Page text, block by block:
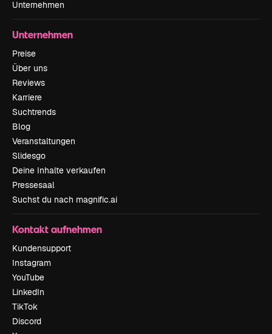
Unternehmen
Unternehmen
Preise
Über uns
Reviews
Karriere
Suchtrends
Blog
Veranstaltungen
Slidesgo
Deine Inhalte verkaufen
Pressesaal
Suchst du nach magnific.ai
Kontakt aufnehmen
Kundensupport
Instagram
YouTube
LinkedIn
TikTok
Discord